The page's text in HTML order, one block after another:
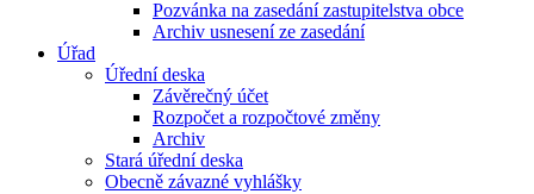
Pozvánka na zasedání zastupitelstva obce
Archiv usnesení ze zasedání
Úřad
Úřední deska
Závěrečný účet
Rozpočet a rozpočtové změny
Archiv
Stará úřední deska
Obecně závazné vyhlášky